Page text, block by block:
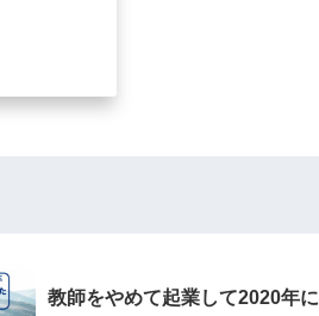
教師をやめて起業して2020年に